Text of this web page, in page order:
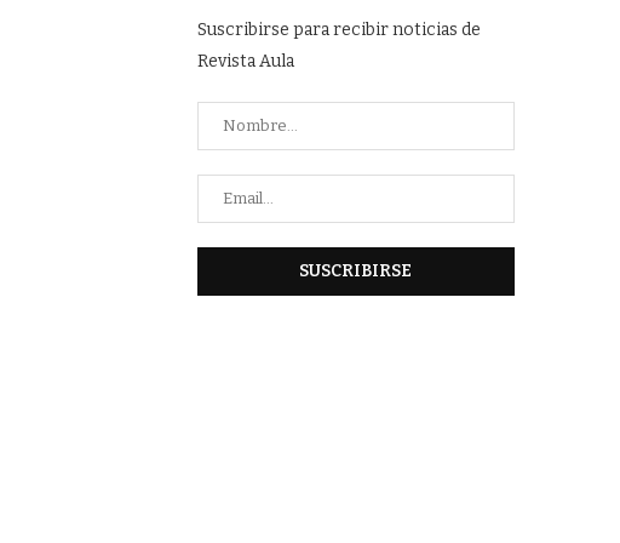
Suscribirse para recibir noticias de
Revista Aula